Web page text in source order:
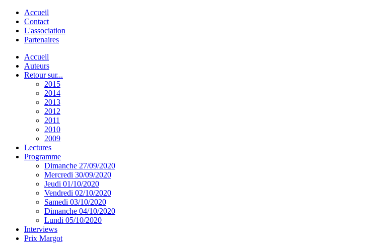
Accueil
Contact
L'association
Partenaires
Accueil
Auteurs
Retour sur...
2015
2014
2013
2012
2011
2010
2009
Lectures
Programme
Dimanche 27/09/2020
Mercredi 30/09/2020
Jeudi 01/10/2020
Vendredi 02/10/2020
Samedi 03/10/2020
Dimanche 04/10/2020
Lundi 05/10/2020
Interviews
Prix Margot